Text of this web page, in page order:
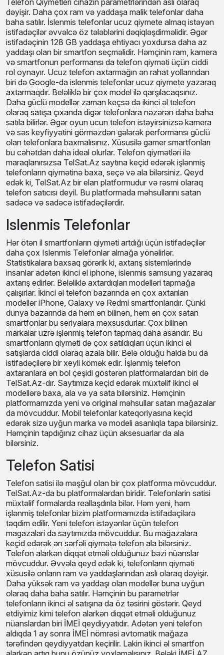
Telefon Qiymetleri cihazın parametrlərindən aslı olaraq
dəyişir. Daha çox ram və yaddaşa malik telefonlar daha
baha satılır. İslenmis telefonlar ucuz qiymete almaq istəyən
istifadəçilər əvvəlcə öz tələblərini dəqiqləşdirməlidir. Əgər
istifadəçinin 128 GB yaddaşa ehtiyacı yoxdursa daha az
yaddaşı olan bir smartfon seçməlidir. Həmçinin ram, kamera
və smartfonun performansı da telefon qiyməti üçün ciddi
rol oynayır. Ucuz telefon axtarmağın ən rahat yollarından
biri də Google-da islenmis telefonlar ucuz qiymete yazaraq
axtarmaqdır. Beləliklə bir çox model ilə qarşılacaqsınız.
Daha güclü modellər zaman keçsə də ikinci əl telefon
olaraq satışa çıxanda digər telefonlara nəzərən daha baha
satıla bilirlər. Əgər oyun ucun telefon istəyirsinizsə kamera
və səs keyfiyyətini görməzdən gələrək performansı güclü
olan telefonlara baxmalısınız. Xüsusilə gamer smartfonları
bu cəhətdən daha ideal olurlar. Telefon qiymətləri ilə
maraqlanırsızsa TelSat.Az saytına keçid edərək işlənmiş
telefonların qiymətinə baxa, seçə və ala bilərsiniz. Qeyd
edək ki, TelSat.Az bir elan platformudur və rəsmi olaraq
telefon satıcısı deyil. Bu platformada məhsullarını satan
sadəcə və sadəcə istifadəçilərdir.
Islenmis Telefonlar
Hər ötən il smartfonların qiyməti artdığı üçün istifadəçilər
daha çox Islenmis Telefonlar almağa yönəlirlər.
Statistikalara baxsaq görərik ki, axtarış sistemlərində
insanlar adətən ikinci el iphone, islenmis samsung yazaraq
axtarış edirlər. Beləliklə axtardıqları modelləri tapmağa
çalışırlar. İkinci əl telefon bazarında ən çox axtarılan
modellər iPhone, Galaxy və Redmi smartfonlarıdır. Çünki
dünya bazarında da həm ən bilinən, həm ən çox satan
smartfonlar bu seriyalara məxsusdurlar. Çox bilinən
markalar üzrə işlənmiş telefon tapmaq daha asandır. Bu
smartfonların qiyməti də çox satıldıqları üçün ikinci əl
satışlarda ciddi olaraq azala bilir. Belə olduğu halda bu da
istifadəçilərə bir xeyli kömək edir. İşlənmiş telefon
axtaranlara ən bol çeşidi göstərən platformalardan biri də
TelSat.Az-dır. Saytımıza keçid edərək müxtəlif ikinci əl
modellərə baxa, ala və ya sata bilərsiniz. Həmçinin
platformamızda yeni və original məhsullar satan mağazalar
da mövcuddur. Mobil telefonlar kateqoriyasına keçid
edərək sizə uyğun marka və modeli asanlıqla tapa bilərsiniz.
Həmçinin tapdığınız cihaz üçün aksesuarlar da ala
bilərsiniz.
Telefon Satisi
Telefon satisi ilə məşğul olan bir çox platforma mövcuddur.
TelSat.Az-da bu platformalardan biridir. Telefonlarin satisi
müxtəlif formalarda reallaşdırıla bilər. Həm yeni, həm
işlənmiş telefonlar bizim platformamızda istifadəçilərə
təqdim edilir. Yeni telefon istəyənlər üçün telefon
magazalari da saytımızda mövcuddur. Bu mağazalara
keçid edərək ən sərfəli qiymətə telefon ala bilərsiniz.
Telefon alarkən diqqət etməli olduğunuz bəzi nüanslar
mövcuddur. Əvvəla qeyd edək ki, telefonların qiyməti
xüsusilə onların ram və yaddaşlarından aslı olaraq dəyişir.
Daha yüksək ram və yaddaşı olan modellər buna uyğun
olaraq daha baha satılır. Həmçinin bu parametrlər
telefonların ikinci əl satışına da öz təsirini göstərir. Qeyd
etdiyimiz kimi telefon alarkən diqqət etməli olduğunuz
nüanslardan biri İMEİ qeydiyyatıdır. Adətən yeni telefon
aldıqda 1 ay sonra İMEİ nömrəsi avtomatik mağaza
tərəfindən qeydiyyatdan keçirilir. Lakin ikinci əl smartfon